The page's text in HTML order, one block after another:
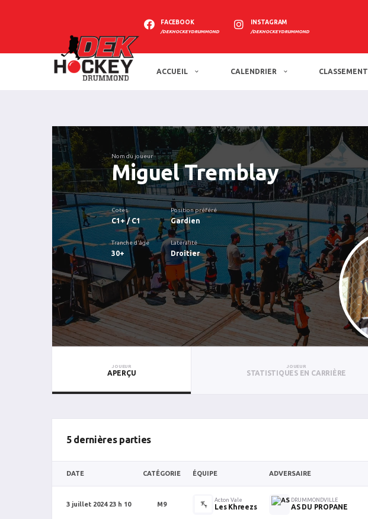
FACEBOOK
/DEKHOCKEYDRUMMOND
INSTAGRAM
/DEKHOCKEYDRUMMOND
ACCUEIL CALENDRIER CLASSEMENT
Nom du joueur
Miguel Tremblay
Cotes
C1+ / C1
Position préféré
Gardien
Tranche d'âge
30+
Latéralité
Droitier
JOUEUR
APERÇU
JOUEUR
STATISTIQUES EN CARRIÈRE
5 dernières parties
DATE CATÉGORIE ÉQUIPE ADVERSAIRE
3 juillet 2024 23 h 10 M9
Acton Vale
Les Khreezs
DRUMMONDVILLE
AS DU PROPANE